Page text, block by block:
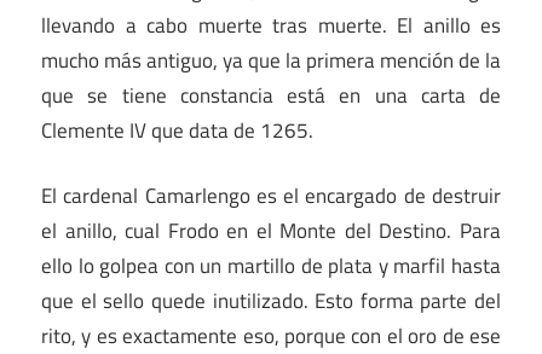
llevando a cabo muerte tras muerte. El anillo es
mucho más antiguo, ya que la primera mención de la
que se tiene constancia está en una carta de
Clemente IV que data de 1265.
El cardenal Camarlengo es el encargado de destruir
el anillo, cual Frodo en el Monte del Destino. Para
ello lo golpea con un martillo de plata y marfil hasta
que el sello quede inutilizado. Esto forma parte del
rito, y es exactamente eso, porque con el oro de ese